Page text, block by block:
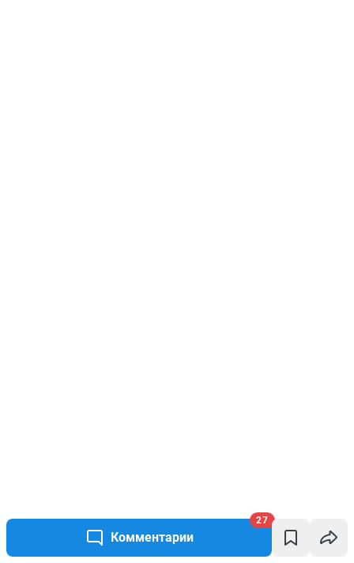
Комментарии
27